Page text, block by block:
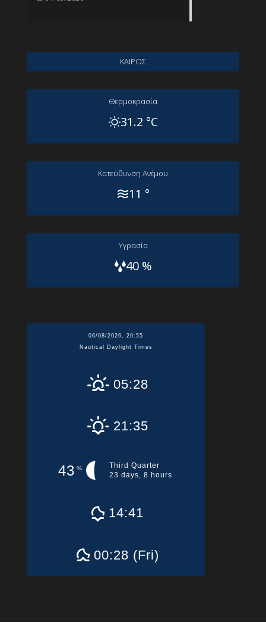
ΚΑΙΡΟΣ
Θερμοκρασία
31.2 °C
Kατεύθυνση Aνέμου
11 °
Yγρασία
40 %
06/08/2026, 20:55
Nautical Daylight Times
05:28
21:35
43 %
Third Quarter
23 days, 8 hours
14:41
00:28 (Fri)